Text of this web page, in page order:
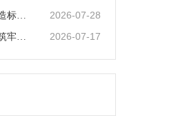
全场景适配稳定运行，膏体灌装生产线打造标准化灌装新体系 2026-07-28
全流程合规、稳定耐用，药液灌装生产线筑牢药液生产品质防线 2026-07-17